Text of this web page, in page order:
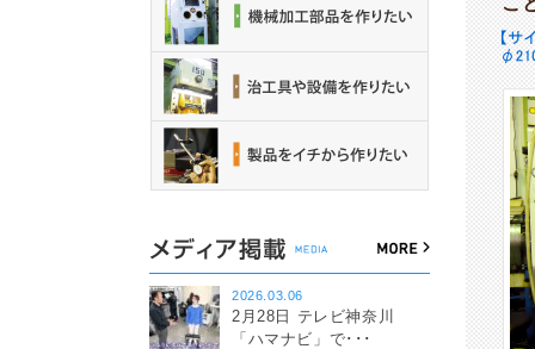
2026.03.06
2月28日 テレビ神奈川
「ハマナビ」で･･･